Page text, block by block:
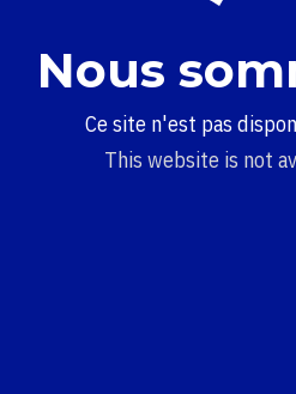
Nous
Ce site n'est pas
This website is not